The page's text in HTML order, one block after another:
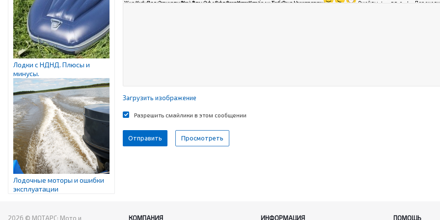
Лодки с НДНД. Плюсы и
минусы.
Лодочные моторы и ошибки
эксплуатации
Загрузить изображение
Разрешить смайлики в этом сообщении
2026 © МОТАРС: Мото и КОМПАНИЯ ИНФОРМАЦИЯ ПОМОЩЬ